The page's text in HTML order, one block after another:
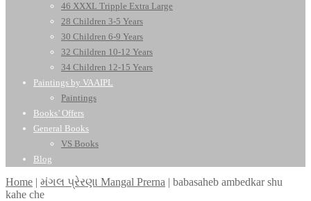
46 XXXL Tripple Extra Large
28 Children 3-5 Years
30 Children 6-9 Years
32 Children 10-12 Years
34 Children 12-15 Years
Paintings by VAAIPL
Paintings
Books’ Offers
General Books
VS Books
Blog
Home | મંગલ પ્રેરણા Mangal Prerna | babasaheb ambedkar shu
kahe che